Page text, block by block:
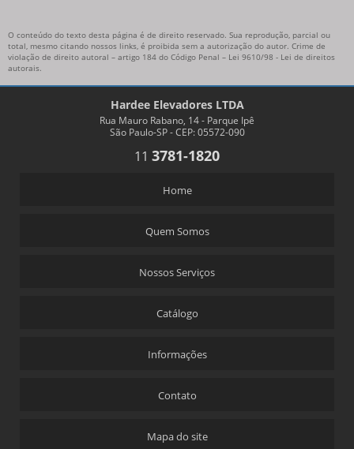
O conteúdo do texto desta página é de direito reservado. Sua reprodução, parcial ou
total, mesmo citando nossos links, é proibida sem a autorização do autor. Crime de
violação de direito autoral – artigo 184 do Código Penal – Lei 9610/98 - Lei de direitos
autorais
Hardee Elevadores LTDA
Rua Mauro Rabano, 14 - Parque Ipê
São Paulo-SP - CEP: 05572-090
11 3781-1820
Home
Quem Somos
Nossos Serviços
Catálogo
Informações
Contato
Mapa do site